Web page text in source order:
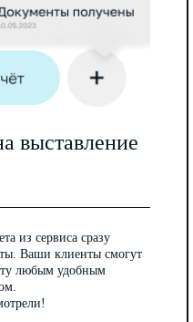
выставление
из сервиса сразу
Ваши клиенты смогут
любым удобным